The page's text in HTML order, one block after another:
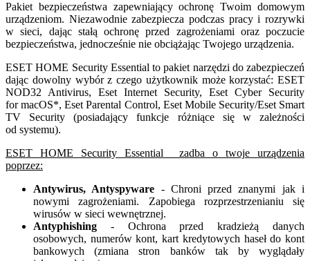
Pakiet bezpieczeństwa zapewniający ochronę Twoim domowym
urządzeniom. Niezawodnie zabezpiecza podczas pracy i rozrywki
w sieci, dając stałą ochronę przed zagrożeniami oraz poczucie
bezpieczeństwa, jednocześnie nie obciążając Twojego urządzenia.
ESET HOME Security Essential to pakiet narzędzi do zabezpieczeń
dając dowolny wybór z czego użytkownik może korzystać: ESET
NOD32 Antivirus, Eset Internet Security, Eset Cyber Security
for macOS*, Eset Parental Control, Eset Mobile Security/Eset Smart
TV Security (posiadający funkcje różniące się w zależności
od systemu).
ESET HOME Security Essential zadba o twoje urządzenia
poprzez:
Antywirus, Antyspyware - Chroni przed znanymi jak i
nowymi zagrożeniami. Zapobiega rozprzestrzenianiu się
wirusów w sieci wewnętrznej.
Antyphishing - Ochrona przed kradzieżą danych
osobowych, numerów kont, kart kredytowych haseł do kont
bankowych (zmiana stron banków tak by wyglądały